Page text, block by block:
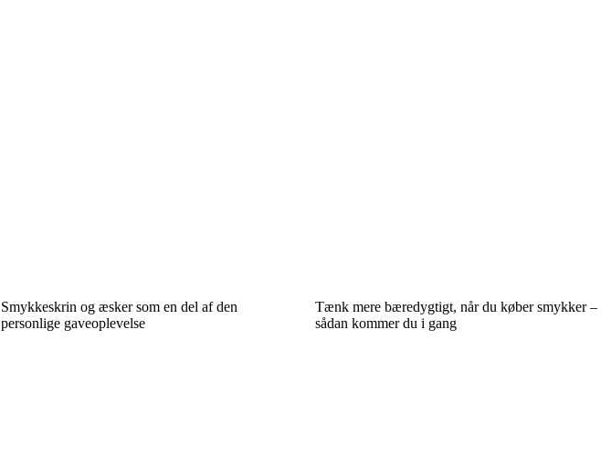
Smykkeskrin og æsker som en del af den
personlige gaveoplevelse
Tænk mere bæredygtigt, når du køber smykker –
sådan kommer du i gang